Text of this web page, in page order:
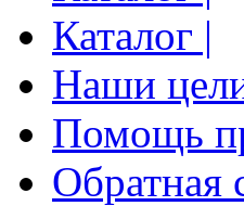
Каталог |
Наши
Помощь
Обратная